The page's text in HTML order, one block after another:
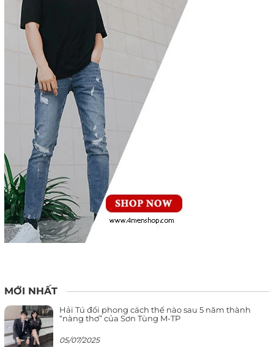
MỚI NHẤT
Hải Tú đổi phong cách thế nào sau 5 năm thành
“nàng thơ” của Sơn Tùng M-TP
05/07/2025